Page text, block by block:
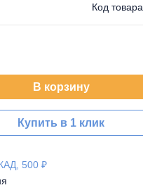
Код товара
В корзину
Купить в 1 клик
500 ₽